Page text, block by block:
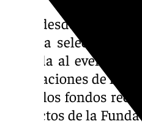
Será desde las
variada selección
entrada al evento
instalaciones de la
todos los fondos
proyectos de la